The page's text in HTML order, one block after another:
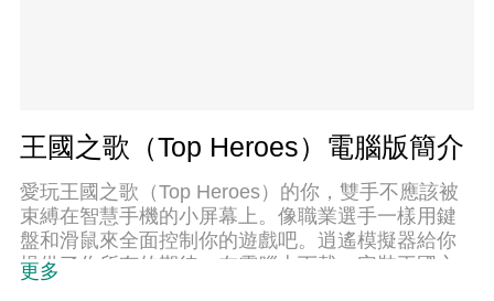
王國之歌（Top Heroes）電腦版簡介
愛玩王國之歌（Top Heroes）的你，雙手不應該被
束縛在智慧手機的小屏幕上。像職業選手一樣用鍵
盤和滑鼠來全面控制你的遊戲吧。逍遙模擬器給你
提供了你所有的期待。在電腦上下載、安裝王國之
更多